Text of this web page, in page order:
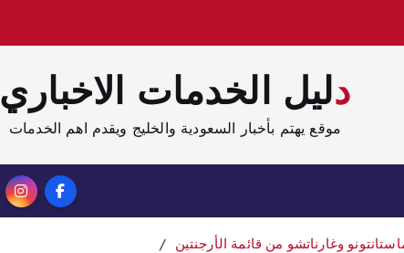
دليل الخدمات الاخباري
موقع يهتم بأخبار السعودية والخليج ويقدم اهم الخدمات
وغارناتشو من قائمة الأرجنتين